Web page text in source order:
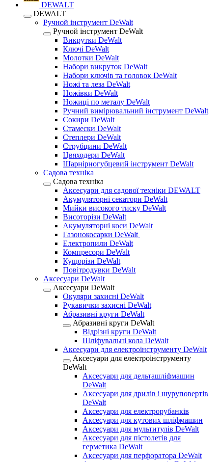
DEWALT
DEWALT
Ручной інструмент DeWalt
Ручной інструмент DeWalt
Викрутки DeWalt
Ключі DeWalt
Молотки DeWalt
Набори викруток DeWalt
Набори ключів та головок DeWalt
Ножі та леза DeWalt
Ножівки DeWalt
Ножиці по металу DeWalt
Ручний вимірювальний інструмент DeWalt
Сокири DeWalt
Стамески DeWalt
Степлери DeWalt
Струбцини DeWalt
Цвяходери DeWalt
Шарнірногубцевий інструмент DeWalt
Садова техніка
Садова техніка
Аксесуари для садової техніки DEWALT
Акумуляторні секатори DeWalt
Мийки високого тиску DeWalt
Висоторізи DeWalt
Акумуляторні коси DeWalt
Газонокосарки DeWalt
Електропили DeWalt
Компресори DeWalt
Кущорізи DeWalt
Повітродувки DeWalt
Аксесуари DeWalt
Аксесуари DeWalt
Окуляри захисні DeWalt
Рукавички захисні DeWalt
Абразивні круги DeWalt
Абразивні круги DeWalt
Відрізні круги DeWalt
Шліфувальні кола DeWalt
Аксесуари для електроінструменту DeWalt
Аксесуари для електроінструменту
DeWalt
Аксесуари для дельташліфмашин
DeWalt
Аксесуари для дрилів і шуруповертів
DeWalt
Аксесуари для електрорубанків
Аксесуари для кутових шліфмашин
Аксесуари для мультитулів DeWalt
Аксесуари для пістолетів для
герметика DeWalt
Аксесуари для перфоратора DeWalt